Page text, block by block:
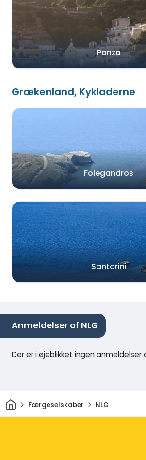
Ponza
Grækenland, Kykladerne
Folegandros
Santorini
Anmeldelser af NLG
Der er i øjeblikket ingen anmeldelser
HjemFærgeselskaber NLG